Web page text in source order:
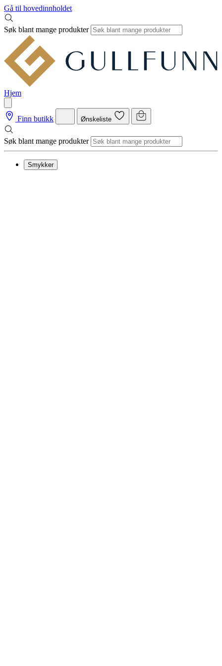
Gå til hovedinnholdet
Søk blant mange produkter
Hjem
Finn butikk Ønskeliste
Søk blant mange produkter
Smykker